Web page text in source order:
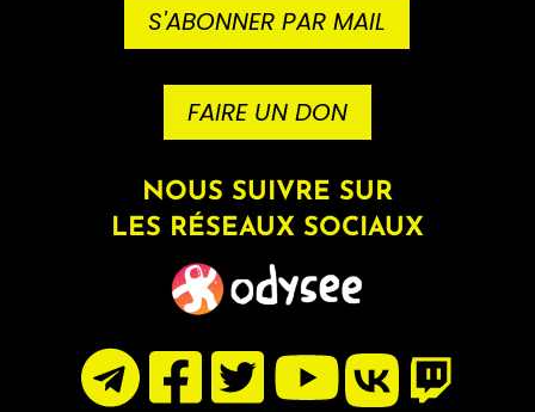
S'ABONNER PAR MAIL
FAIRE UN DON
NOUS SUIVRE SUR
LES RÉSEAUX SOCIAUX